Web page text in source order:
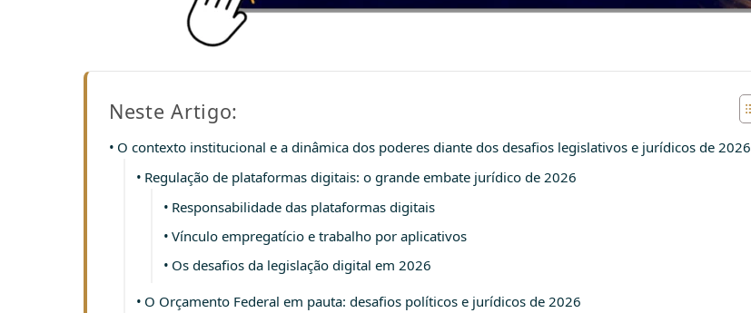
Neste Artigo:
O contexto institucional e a dinâmica dos poderes diante dos desafios legislativos e jurídicos de 2026
Regulação de plataformas digitais: o grande embate jurídico de 2026
Responsabilidade das plataformas digitais
Vínculo empregatício e trabalho por aplicativos
Os desafios da legislação digital em 2026
O Orçamento Federal em pauta: desafios políticos e jurídicos de 2026